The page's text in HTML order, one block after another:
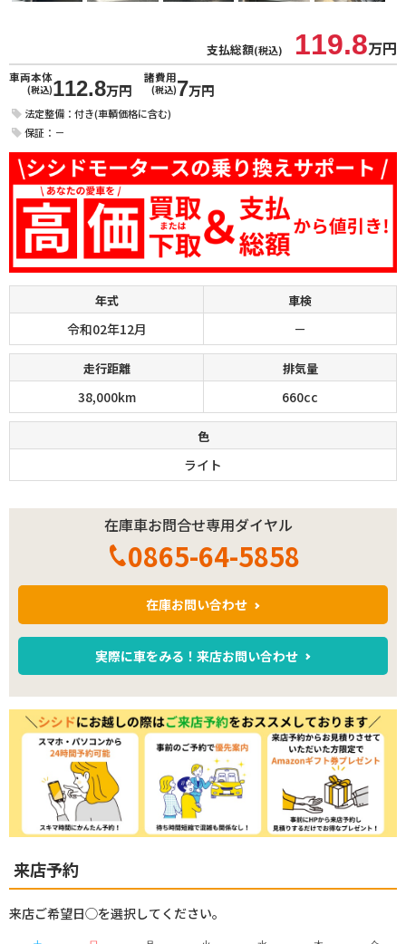
支払総額(税込) 119.8万円
車両本体
(税込)112.8万円
諸費用
(税込)7万円
法定整備：付き(車輌価格に含む)
保証：－
年式 車検
令和02年12月 －
走行距離 排気量
38,000km 660cc
色
ライト
在庫車お問合せ専用ダイヤル
0865-64-5858
在庫お問い合わせ
実際に車をみる！来店お問い合わせ
来店予約
来店ご希望日◯を選択してください。